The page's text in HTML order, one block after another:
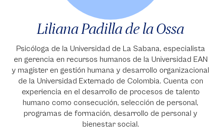
Liliana Padilla de la Ossa
Psicóloga de la Universidad de La Sabana, especialista
en gerencia en recursos humanos de la Universidad EAN
y magíster en gestión humana y desarrollo organizacional
de la Universidad Externado de Colombia. Cuenta con
experiencia en el desarrollo de procesos de talento
humano como consecución, selección de personal,
programas de formación, desarrollo de personal y
bienestar social.